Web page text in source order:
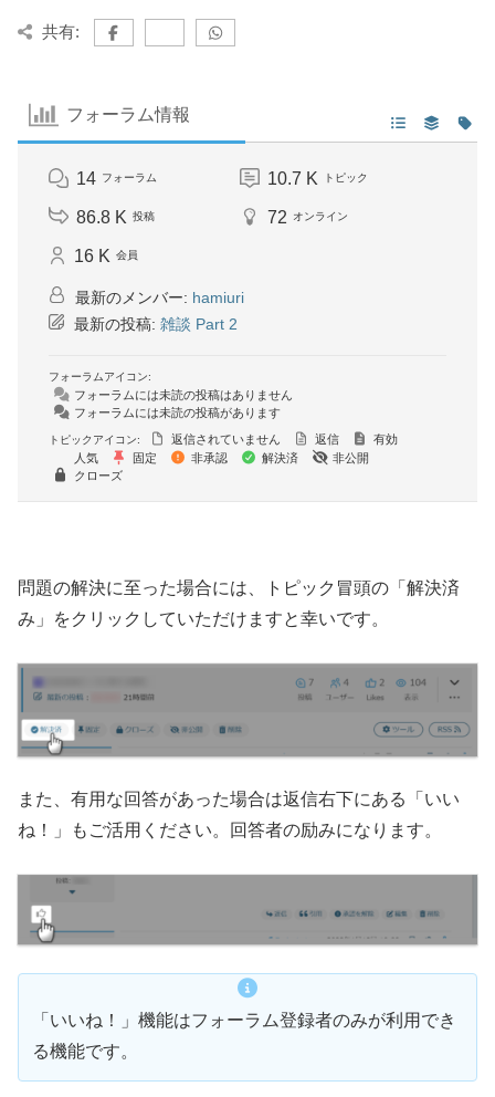
共有:
フォーラム情報
14 フォーラム 10.7 K トピック
86.8 K 投稿 72 オンライン
16 K 会員
最新のメンバー: hamiuri
最新の投稿: 雑談 Part 2
フォーラムアイコン:
フォーラムには未読の投稿はありません
フォーラムには未読の投稿があります
トピックアイコン: 返信されていません 返信
有効
人気
固定 非承認 解決済
非公開
クローズ
問題の解決に至った場合には、トピック冒頭の「解決済
み」をクリックしていただけますと幸いです。
また、有用な回答があった場合は返信右下にある「いい
ね！」もご活用ください。回答者の励みになります。
「いいね！」機能はフォーラム登録者のみが利用でき
る機能です。